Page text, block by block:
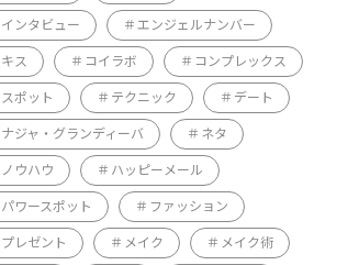
インタビュー エンジェルナンバー
キス コイラボ コンプレックス
スポット テクニック デート
ナジャ・グランディーバ ネタ
ノウハウ ハッピーメール
パワースポット ファッション
プレゼント メイク メイク術